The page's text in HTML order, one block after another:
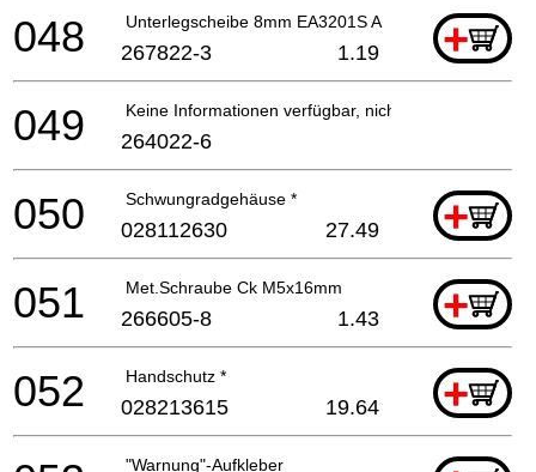
Unterlegscheibe 8mm EA3201S A +
048 267822-3 1.19
Keine Informationen verfügbar, nicht bestellbar
049 264022-6
Schwungradgehäuse * +
050 028112630 27.49
Met.Schraube Ck M5x16mm +
051 266605-8 1.43
Handschutz * +
052 028213615 19.64
"Warnung"-Aufkleber